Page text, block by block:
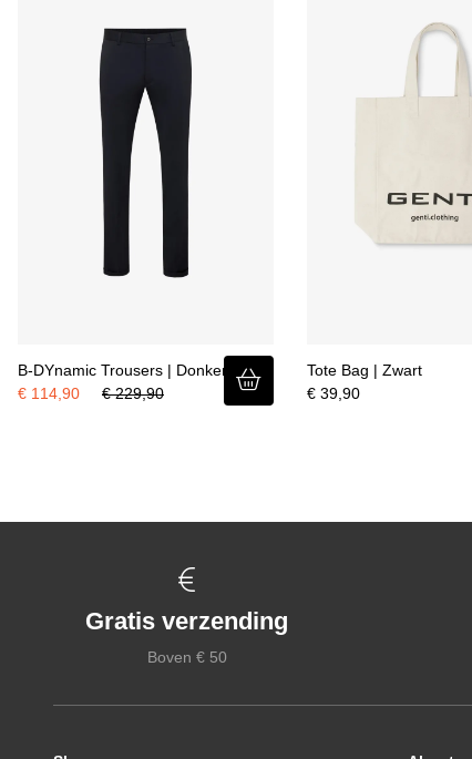
B-DYnamic Trousers | Donkerblauw
€ 114,90
€ 229,90
Tote Bag | Zwart
€ 39,90
Gratis verzending
Boven € 50